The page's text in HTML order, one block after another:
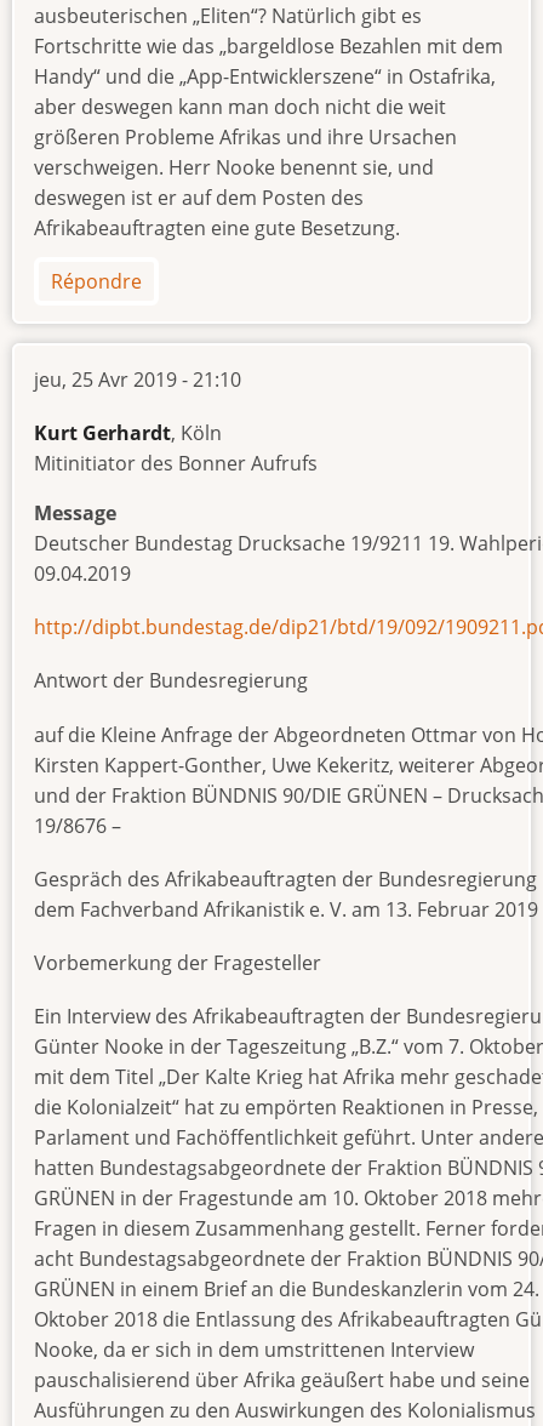
ausbeuterischen „Eliten“? Natürlich gibt es
Fortschritte wie das „bargeldlose Bezahlen mit dem
Handy“ und die „App-Entwicklerszene“ in Ostafrika,
aber deswegen kann man doch nicht die weit
größeren Probleme Afrikas und ihre Ursachen
verschweigen. Herr Nooke benennt sie, und
deswegen ist er auf dem Posten des
Afrikabeauftragten eine gute Besetzung.
Répondre
jeu, 25 Avr 2019 - 21:10
Kurt Gerhardt, Köln
Mitinitiator des Bonner Aufrufs
Message
Deutscher Bundestag Drucksache 19/9211 19.
09.04.2019
http://dipbt.bundestag.de/dip21/btd/19/092/
Antwort der Bundesregierung
auf die Kleine Anfrage der Abgeordneten Ottmar von
Kirsten Kappert-Gonther, Uwe Kekeritz, weiterer
und der Fraktion BÜNDNIS 90/DIE GRÜNEN –
19/8676 –
Gespräch des Afrikabeauftragten der
dem Fachverband Afrikanistik e. V. am 13. Februar 2019
Vorbemerkung der Fragesteller
Ein Interview des Afrikabeauftragten der
Günter Nooke in der Tageszeitung „B.Z.“ vom 7.
mit dem Titel „Der Kalte Krieg hat Afrika mehr
die Kolonialzeit“ hat zu empörten Reaktionen in Presse,
Parlament und Fachöffentlichkeit geführt. Unter
hatten Bundestagsabgeordnete der Fraktion BÜNDNIS
GRÜNEN in der Fragestunde am 10. Oktober 2018
Fragen in diesem Zusammenhang gestellt. Ferner
acht Bundestagsabgeordnete der Fraktion BÜNDNIS
GRÜNEN in einem Brief an die Bundeskanzlerin vom 24.
Oktober 2018 die Entlassung des Afrikabeauftragten
Nooke, da er sich in dem umstrittenen Interview
pauschalisierend über Afrika geäußert habe und seine
Ausführungen zu den Auswirkungen des Kolonialismus